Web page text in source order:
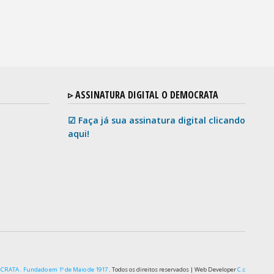
▹ ASSINATURA DIGITAL O DEMOCRATA
☑ Faça já sua assinatura digital clicando
aqui!
. Fundado em 1º de Maio de 1917. Todos os direitos reservados | Web DeveloperC.c